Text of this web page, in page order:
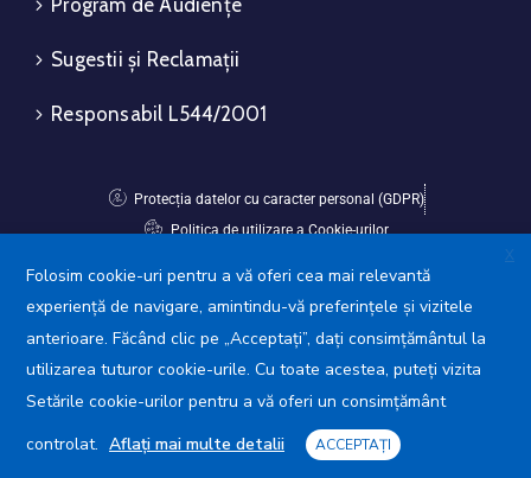
Program de Audiențe
Sugestii și Reclamații
Responsabil L544/2001
Protecția datelor cu caracter personal (GDPR)
Politica de utilizare a Cookie-urilor
Avansis Mobile
X
Folosim cookie-uri pentru a vă oferi cea mai relevantă
experiență de navigare, amintindu-vă preferințele și vizitele
anterioare. Făcând clic pe „Acceptați”, dați consimțământul la
utilizarea tuturor cookie-urile. Cu toate acestea, puteți vizita
Setările cookie-urilor pentru a vă oferi un consimțământ
controlat. Aflați mai multe detalii ACCEPTAȚI